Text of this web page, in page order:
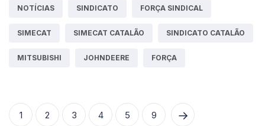
NOTÍCIAS SINDICATO FORÇA SINDICAL
SIMECAT SIMECAT CATALÃO SINDICATO CATALÃO
MITSUBISHI JOHNDEERE FORÇA
1 2 3 4 5 9